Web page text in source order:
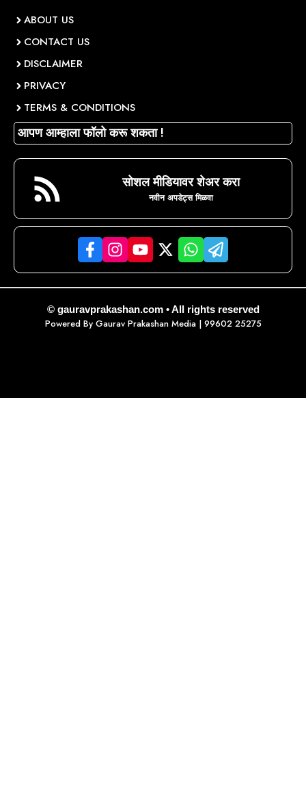
ABOUT US
CONTACT US
DISCLAIMER
PRIVACY
TERMS & CONDITIONS
आपण आम्हाला फॉलो करू शकता !
सोशल मीडियावर शेअर करा
नवीन अपडेट्स मिळवा
© gauravprakashan.com • All rights reserved
Powered By Gaurav Prakashan Media| 99602 25275